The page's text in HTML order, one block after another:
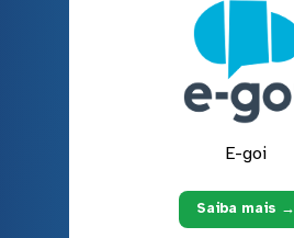
E-goi
Saiba mais →